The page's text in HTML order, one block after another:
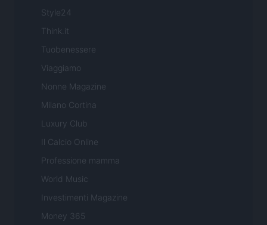
Style24
Think.it
Tuobenessere
Viaggiamo
Nonne Magazine
Milano Cortina
Luxury Club
Il Calcio Online
Professione mamma
World Music
Investimenti Magazine
Money 365